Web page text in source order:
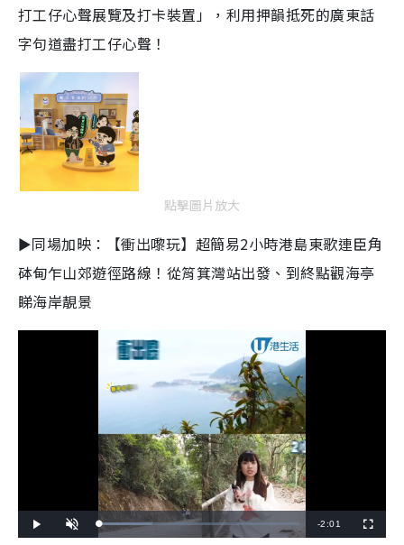
打工仔心聲展覽及打卡裝置」，利用押韻抵死的廣東話
字句道盡打工仔心聲！
點擊圖片放大
►同場加映：【衝出嚟玩】超簡易2小時港島東歌連臣角
砵甸乍山郊遊徑路線！從筲箕灣站出發、到終點觀海亭
睇海岸靚景
l
n
L
o
R
-2:01
u